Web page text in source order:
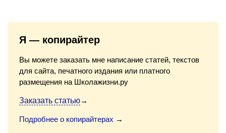
Я — копирайтер
Вы можете заказать мне написание статей, текстов
для сайта, печатного издания или платного
размещения на Школажизни.ру
Заказать статью→
Подробнее о копирайтерах →